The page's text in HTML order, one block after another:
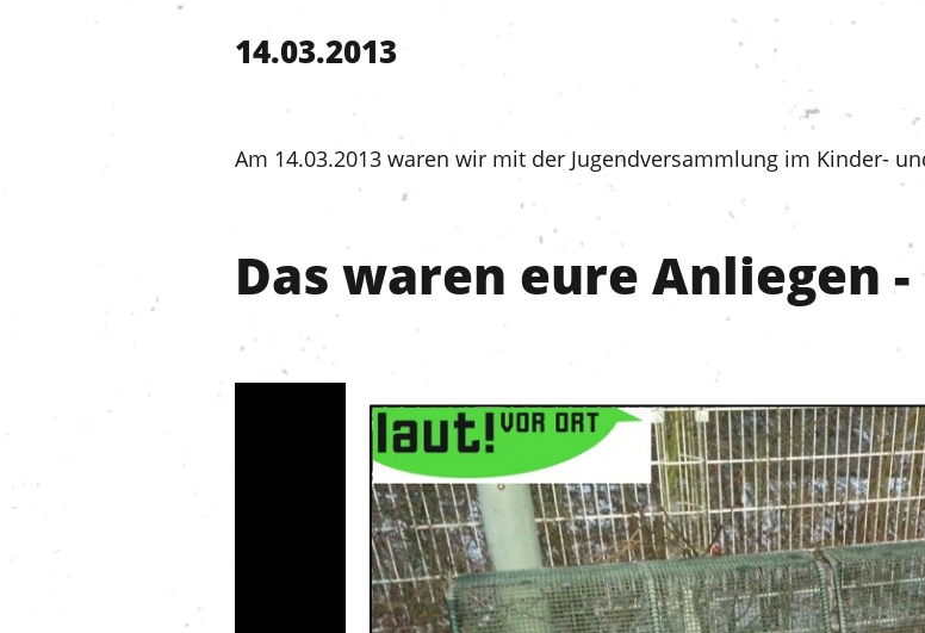
14.03.2013
Am 14.03.2013 waren wir mit der Jugendversammlung im Kinder-
Das waren eure Anliegen